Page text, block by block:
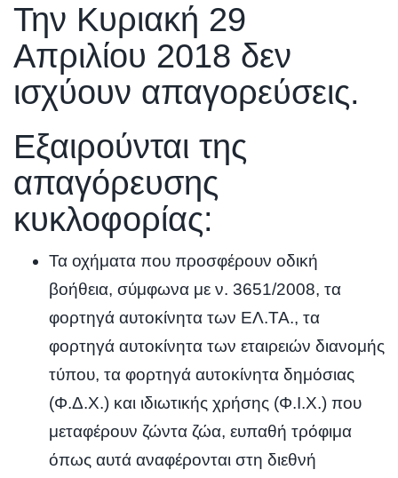
Την Κυριακή 29
Απριλίου 2018 δεν
ισχύουν απαγορεύσεις.
Εξαιρούνται της
απαγόρευσης
κυκλοφορίας:
Τα οχήματα που προσφέρουν οδική
βοήθεια, σύμφωνα με ν. 3651/2008, τα
φορτηγά αυτοκίνητα των ΕΛ.ΤΑ., τα
φορτηγά αυτοκίνητα των εταιρειών διανομής
τύπου, τα φορτηγά αυτοκίνητα δημόσιας
(Φ.Δ.Χ.) και ιδιωτικής χρήσης (Φ.Ι.Χ.) που
μεταφέρουν ζώντα ζώα, ευπαθή τρόφιμα
όπως αυτά αναφέρονται στη διεθνή